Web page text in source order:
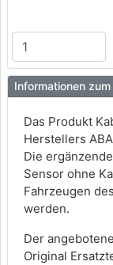
Informationen
Das Produkt
Herstellers
Die
Sensor ohne
Fahrzeugen
werden.
Der
Original